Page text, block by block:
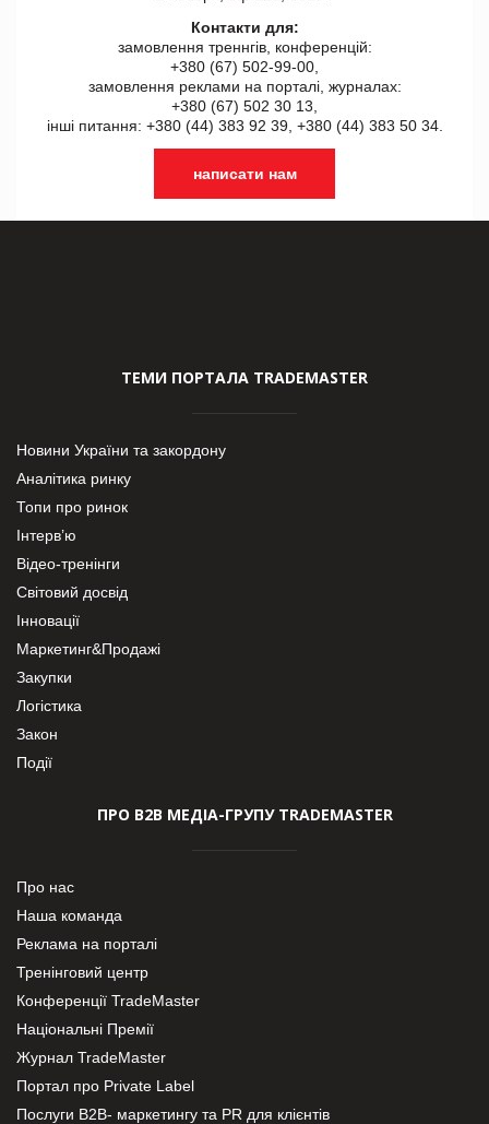
Контакти для:
замовлення треннгів, конференцій:
+380 (67) 502-99-00,
замовлення реклами на порталі, журналах:
+380 (67) 502 30 13,
інші питання: +380 (44) 383 92 39, +380 (44) 383 50 34.
написати нам
ТЕМИ ПОРТАЛА TRADEMASTER
Новини України та закордону
Аналітика ринку
Топи про ринок
Інтерв’ю
Відео-тренінги
Світовий досвід
Інновації
Маркетинг&Продажі
Закупки
Логістика
Закон
Події
ПРО В2В МЕДІА-ГРУПУ TRADEMASTER
Про нас
Наша команда
Реклама на порталі
Тренінговий центр
Конференції TradeMaster
Національні Премії
Журнал TradeMaster
Портал про Private Label
Послуги В2В- маркетингу та PR для клієнтів